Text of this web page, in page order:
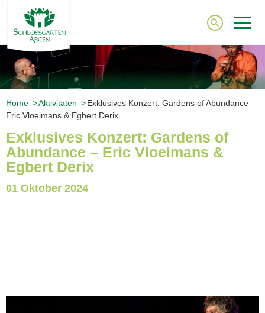
Home Aktivitaten
Exklusives Konzert: Gardens of Abundance –
Eric Vloeimans & Egbert Derix
Exklusives Konzert: Gardens of
Abundance – Eric Vloeimans &
Egbert Derix
01 Oktober 2024